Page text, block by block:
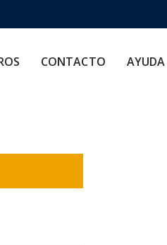
CONTACTO AYUDA